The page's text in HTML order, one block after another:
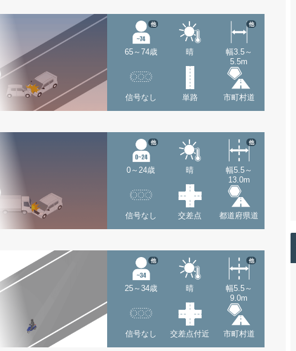
65～74歳
他
晴
幅3.5～
5.5m
他
信号なし 単路 市町村道
0～24歳
他
晴
幅5.5～
13.0m
他
信号なし 交差点 都道府県道
25～34歳
他
晴
幅5.5～
9.0m
他
信号なし 交差点付近 市町村道